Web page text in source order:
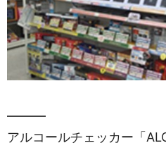
アルコールチェッカー「